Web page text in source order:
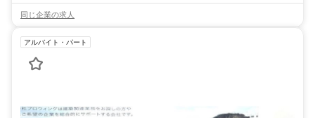
同じ企業の求人
アルバイト・パート